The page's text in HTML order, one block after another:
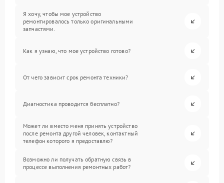
Я хочу, чтобы мое устройство
ремонтировалось только оригинальными
запчастями.
Как я узнаю, что мое устройство готово?
От чего зависит срок ремонта техники?
Диагностика проводится бесплатно?
Может ли вместо меня принять устройство
после ремонта другой человек, контактный
телефон которого я предоставлю?
Возможно ли получать обратную связь в
процессе выполнения ремонтных работ?